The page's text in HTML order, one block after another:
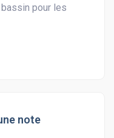
pour les
note